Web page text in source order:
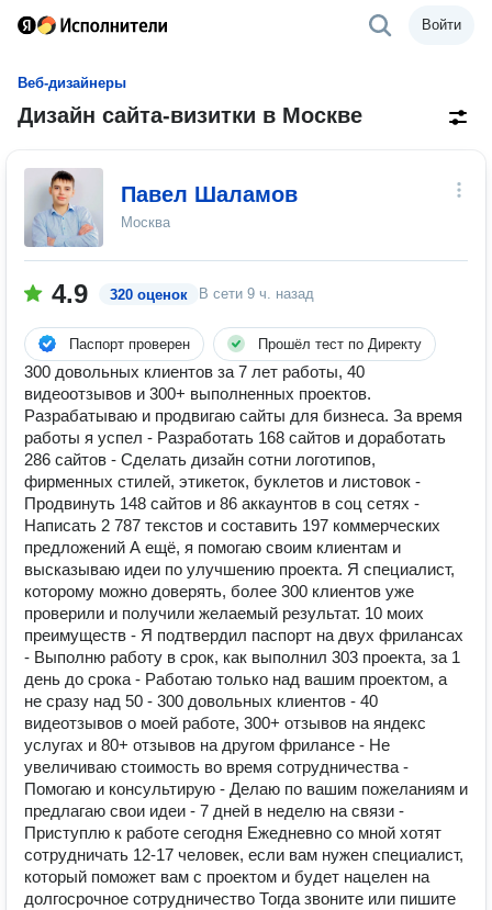
Войти
Веб-дизайнеры
Дизайн сайта-визитки в Москве
Павел Шаламов
Москва
4.9 320 оценок В сети 9 ч. назад
Паспорт проверен Прошёл тест по Директу
300 довольных клиентов за 7 лет работы, 40
видеоотзывов и 300+ выполненных проектов.
Разрабатываю и продвигаю сайты для бизнеса. За время
работы я успел - Разработать 168 сайтов и доработать
286 сайтов - Сделать дизайн сотни логотипов,
фирменных стилей, этикеток, буклетов и листовок -
Продвинуть 148 сайтов и 86 аккаунтов в соц сетях -
Написать 2 787 текстов и составить 197 коммерческих
предложений А ещё, я помогаю своим клиентам и
высказываю идеи по улучшению проекта. Я специалист,
которому можно доверять, более 300 клиентов уже
проверили и получили желаемый результат. 10 моих
преимуществ - Я подтвердил паспорт на двух фрилансах
- Выполню работу в срок, как выполнил 303 проекта, за 1
день до срока - Работаю только над вашим проектом, а
не сразу над 50 - 300 довольных клиентов - 40
видеотзывов о моей работе, 300+ отзывов на яндекс
услугах и 80+ отзывов на другом фрилансе - Не
увеличиваю стоимость во время сотрудничества -
Помогаю и консультирую - Делаю по вашим пожеланиям и
предлагаю свои идеи - 7 дней в неделю на связи -
Приступлю к работе сегодня Ежедневно со мной хотят
сотрудничать 12-17 человек, если вам нужен специалист,
который поможет вам с проектом и будет нацелен на
долгосрочное сотрудничество Тогда звоните или пишите